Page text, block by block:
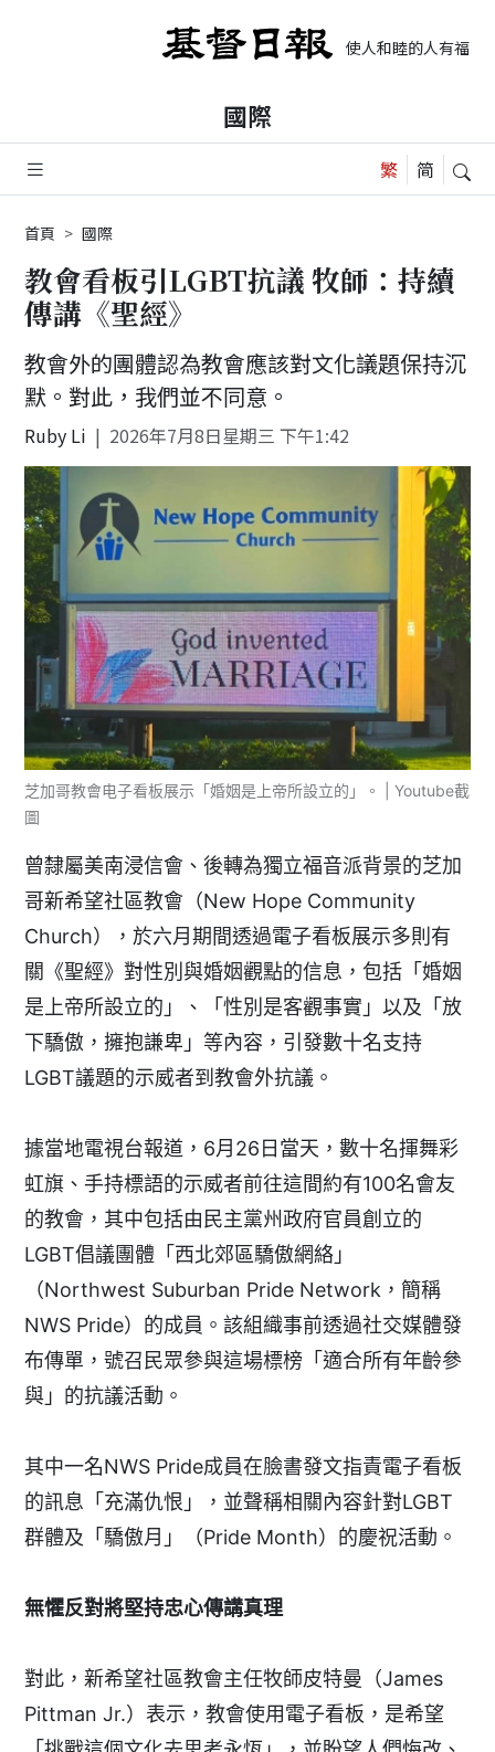
使人和睦的人有福了
國際
首頁 國際
教會看板引LGBT抗議 牧師：持續
傳講《聖經》
教會外的團體認為教會應該對文化議題保持沉
默。對此，我們並不同意。
Ruby Li 2026年7月8日星期三 下午1:42
芝加哥教會电子看板展示「婚姻是上帝所設立的」。 | Youtube截
圖
曾隸屬美南浸信會、後轉為獨立福音派背景的芝加
哥新希望社區教會（New Hope Community
Church），於六月期間透過電子看板展示多則有
關《聖經》對性別與婚姻觀點的信息，包括「婚姻
是上帝所設立的」、「性別是客觀事實」以及「放
下驕傲，擁抱謙卑」等內容，引發數十名支持
LGBT議題的示威者到教會外抗議。
據當地電視台報道，6月26日當天，數十名揮舞彩
虹旗、手持標語的示威者前往這間約有100名會友
的教會，其中包括由民主黨州政府官員創立的
LGBT倡議團體「西北郊區驕傲網絡」
（Northwest Suburban Pride Network，簡稱
NWS Pride）的成員。該組織事前透過社交媒體發
布傳單，號召民眾參與這場標榜「適合所有年齡參
與」的抗議活動。
其中一名NWS Pride成員在臉書發文指責電子看板
的訊息「充滿仇恨」，並聲稱相關內容針對LGBT
群體及「驕傲月」（Pride Month）的慶祝活動。
無懼反對將堅持忠心傳講真理
對此，新希望社區教會主任牧師皮特曼（James
Pittman Jr.）表示，教會使用電子看板，是希望